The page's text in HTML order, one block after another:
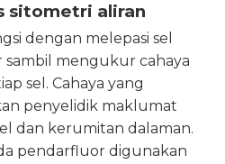
sitometri aliran
dengan melepasi sel
sambil mengukur cahaya
sel. Cahaya yang
penyelidik maklumat
dan kerumitan dalaman.
pendarfluor digunakan